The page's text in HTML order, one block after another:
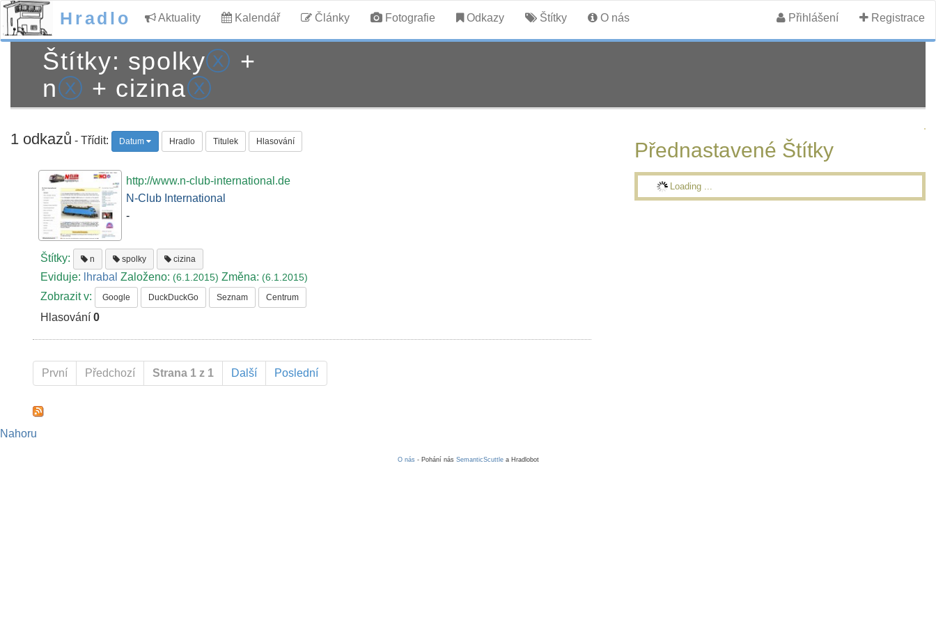
Hradlo Aktuality Kalendář Články Fotografie Odkazy Štítky O nás Přihlášení Registrace
Štítky: spolkyⓧ +
nⓧ + cizinaⓧ
1 odkazů - Třídit: Datum Hradlo Titulek Hlasování
http://www.n-club-international.de
N-Club International
-
Štítky: n spolky cizina
Eviduje: lhrabal Založeno:(6.1.2015)Změna:(6.1.2015)
Zobrazit v: Google DuckDuckGo Seznam Centrum
Hlasování0
První Předchozí Strana 1 z 1 Další Poslední
Přednastavené Štítky
Loading ...
Nahoru
O nás - Pohání nás SemanticScuttlea Hradlobot